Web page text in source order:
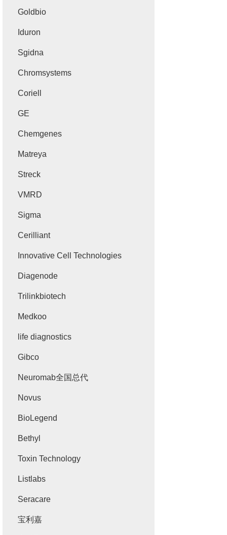
Goldbio
Iduron
Sgidna
Chromsystems
Coriell
GE
Chemgenes
Matreya
Streck
VMRD
Sigma
Cerilliant
Innovative Cell Technologies
Diagenode
Trilinkbiotech
Medkoo
life diagnostics
Gibco
Neuromab全国总代
Novus
BioLegend
Bethyl
Toxin Technology
Listlabs
Seracare
宝利嘉